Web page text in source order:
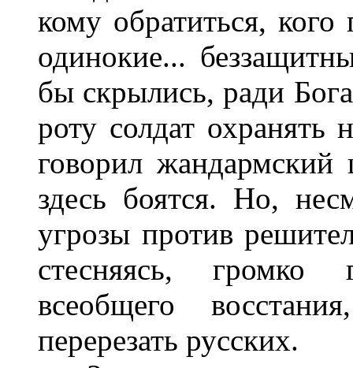
кому обратиться,
одинокие...
бы скрылись, ради
роту солдат
говорил
здесь боятся. Но,
угрозы против
стесняясь, громко
всеобщего
перерезать русских.